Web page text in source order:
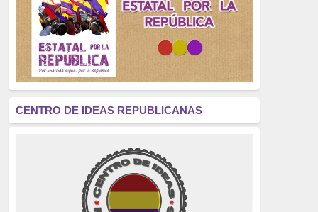
Brigadas Internacionales
(303)
pensamiento
(294)
Revisionismo
(289)
La Transición
(275)
educación pública
(270)
La Izquierda
(260)
CENTRO DE IDEAS REPUBLICANAS